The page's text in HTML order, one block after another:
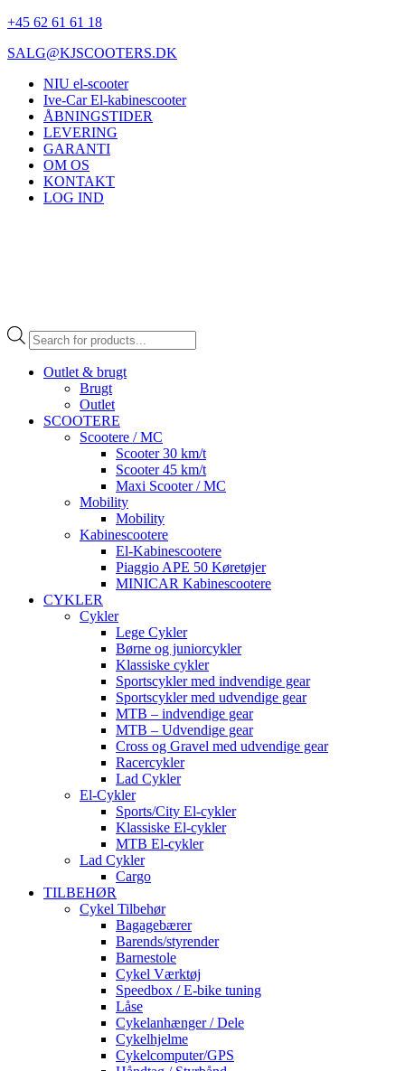
+45 62 61 61 18
SALG@KJSCOOTERS.DK
NIU el-scooter
Ive-Car El-kabinescooter
ÅBNINGSTIDER
LEVERING
GARANTI
OM OS
KONTAKT
LOG IND
Products
search
Outlet & brugt
Brugt
Outlet
SCOOTERE
Scootere / MC
Scooter 30 km/t
Scooter 45 km/t
Maxi Scooter / MC
Mobility
Mobility
Kabinescootere
El-Kabinescootere
Piaggio APE 50 Køretøjer
MINICAR Kabinescootere
CYKLER
Cykler
Lege Cykler
Børne og juniorcykler
Klassiske cykler
Sportscykler med indvendige gear
Sportscykler med udvendige gear
MTB – indvendige gear
MTB – Udvendige gear
Cross og Gravel med udvendige gear
Racercykler
Lad Cykler
El-Cykler
Sports/City El-cykler
Klassiske El-cykler
MTB El-cykler
Lad Cykler
Cargo
TILBEHØR
Cykel Tilbehør
Bagagebærer
Barends/styrender
Barnestole
Cykel Værktøj
Speedbox / E-bike tuning
Låse
Cykelanhænger / Dele
Cykelhjelme
Cykelcomputer/GPS